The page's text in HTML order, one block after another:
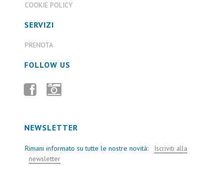
COOKIE POLICY
SERVIZI
PRENOTA
FOLLOW US
FACEBOOK
NEWSLETTER
Rimani informato su tutte le nostre novità:
Iscriviti alla
newsletter